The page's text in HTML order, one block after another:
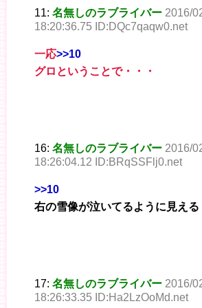
11: 名無しのラブライバー 2016/
18:20:36.75 ID:DQc7qaqw0.net
一応>>10
グロということで・・・
16: 名無しのラブライバー 2016/
18:26:04.12 ID:BRqSSFlj0.net
>>10
右の雪像が泣いてるように見える
17: 名無しのラブライバー 2016/
18:26:33.35 ID:Ha2LzOoMd.net